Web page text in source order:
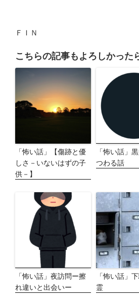
ＦＩＮ
こちらの記事もよろしかった
「怖い話」【傷跡と優
しさ－いないはずの子
供－】
「怖い話」
つわる話
「怖い話」夜訪問ー擦
れ違いと出会いー
「怖い話」
霊